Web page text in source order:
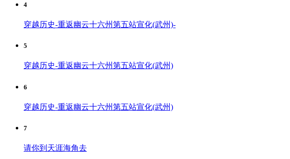
4
穿越历史-重返幽云十六州第五站宣化(武州)-
5
穿越历史-重返幽云十六州第五站宣化(武州)
6
穿越历史-重返幽云十六州第五站宣化(武州)
7
请你到天涯海角去